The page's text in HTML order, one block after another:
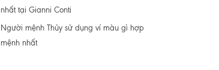
nhất tại Gianni Conti
Người mệnh Thủy sử dụng ví màu gì hợp
mệnh nhất